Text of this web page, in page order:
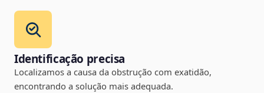
Identificação precisa
Localizamos a causa da obstrução com exatidão,
encontrando a solução mais adequada.